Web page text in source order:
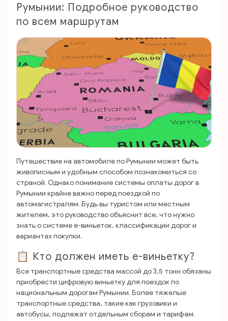
Румынии: Подробное руководство
по всем маршрутам
Путешествие на автомобиле по Румынии может быть
живописным и удобным способом познакомиться со
страной. Однако понимание системы оплаты дорог в
Румынии крайне важно перед поездкой по
автомагистралям. Будь вы туристом или местным
жителем, это руководство объяснит все, что нужно
знать о системе e-виньеток, классификации дорог и
вариантах покупки.
📋 Кто должен иметь e-виньетку?
Все транспортные средства массой до 3,5 тонн обязаны
приобрести цифровую виньетку для поездок по
национальным дорогам Румынии. Более тяжелые
транспортные средства, такие как грузовики и
автобусы, подлежат отдельным сборам и тарифам.